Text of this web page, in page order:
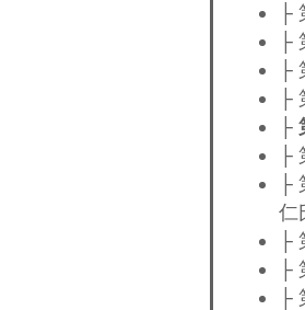
├
├
├
├
├
├
├
仁
├
├
├